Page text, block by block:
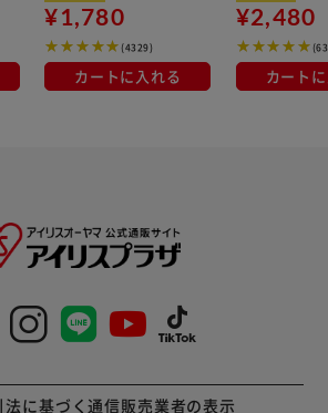
¥1,780
(4329)
カートに入れる
¥2,480
カート
に基づく通信販売業者の表示